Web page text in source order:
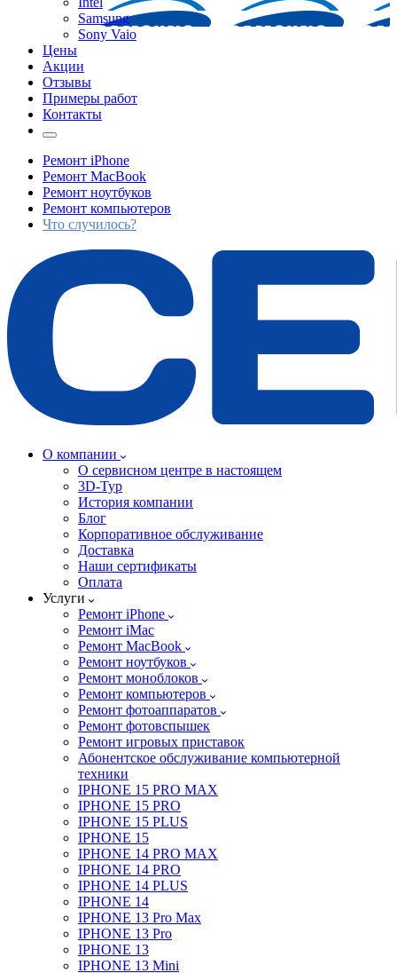
Samsung
Sony Vaio
Цены
Акции
Отзывы
Примеры работ
Контакты
Ремонт iPhone
Ремонт MacBook
Ремонт ноутбуков
Ремонт компьютеров
Что случилось?
О компании
О сервисном центре в настоящем
3D-Тур
История компании
Блог
Корпоративное обслуживание
Доставка
Наши сертификаты
Оплата
Услуги
Ремонт iPhone
Ремонт iMac
Ремонт MacBook
Ремонт ноутбуков
Ремонт моноблоков
Ремонт компьютеров
Ремонт фотоаппаратов
Ремонт фотовспышек
Ремонт игровых приставок
Абонентское обслуживание компьютерной
техники
IPHONE 15 PRO MAX
IPHONE 15 PRO
IPHONE 15 PLUS
IPHONE 15
IPHONE 14 PRO MAX
IPHONE 14 PRO
IPHONE 14 PLUS
IPHONE 14
IPHONE 13 Pro Max
IPHONE 13 Pro
IPHONE 13
IPHONE 13 Mini